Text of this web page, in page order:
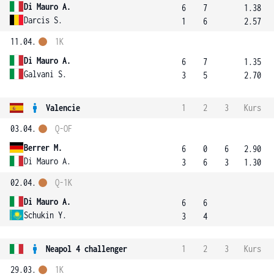
Di Mauro A.
Darcis S.
6
1
7
6
1.38
2.57
11.04.
Di Mauro A.
Galvani S.
1K
6
3
7
5
1.35
2.70
Valencie 1 2 3
Kurs
03.04.
Berrer M.
Di Mauro A.
Q-OF
6
3
0
6
6
3
2.90
1.30
02.04.
Di Mauro A.
Schukin Y.
Q-1K
6
3
6
4
Neapol 4 challenger 1 2 3
Kurs
29.03.
1K